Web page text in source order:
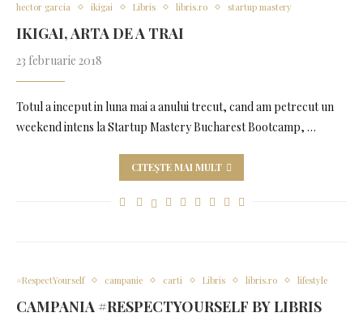
hector garcia
ikigai Libris libris.ro startup mastery
IKIGAI, ARTA DE A TRAI
23 februarie 2018
Totul a inceput in luna mai a anului trecut, cand am petrecut un
weekend intens la Startup Mastery Bucharest Bootcamp, …
CITEȘTE MAI MULT
#RespectYourself campanie carti Libris libris.ro lifestyle
CAMPANIA #RESPECTYOURSELF BY LIBRIS